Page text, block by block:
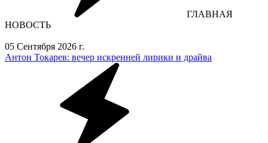
ГЛАВНАЯ
НОВОСТЬ
05 Сентября 2026 г.
Антон Токарев: вечер искренней лирики и драйва